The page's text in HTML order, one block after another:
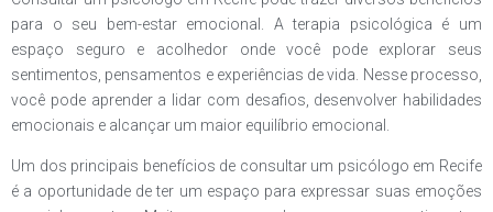
para o seu bem-estar emocional. A terapia psicológica é um
espaço seguro e acolhedor onde você pode explorar seus
sentimentos, pensamentos e experiências de vida. Nesse processo,
você pode aprender a lidar com desafios, desenvolver habilidades
emocionais e alcançar um maior equilíbrio emocional.
Um dos principais benefícios de consultar um psicólogo em Recife
é a oportunidade de ter um espaço para expressar suas emoções